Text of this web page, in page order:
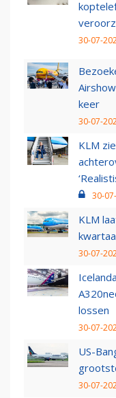
30-07-
keer
30-07-
KLM
30-
KLM
30-07-
lossen
30-07-
US-
30-07-